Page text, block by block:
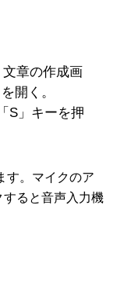
文章の作成画
開く。
S」キーを押
す。マイクのア
ると音声入力機